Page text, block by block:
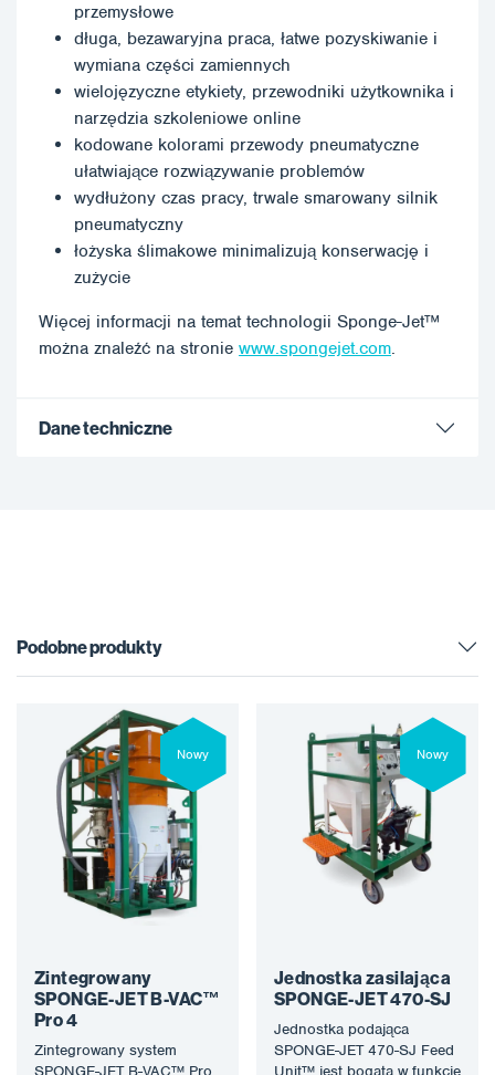
przemysłowe
długa, bezawaryjna praca, łatwe pozyskiwanie i
wymiana części zamiennych
wielojęzyczne etykiety, przewodniki użytkownika i
narzędzia szkoleniowe online
kodowane kolorami przewody pneumatyczne
ułatwiające rozwiązywanie problemów
wydłużony czas pracy, trwale smarowany silnik
pneumatyczny
łożyska ślimakowe minimalizują konserwację i
zużycie
Więcej informacji na temat technologii Sponge-Jet™
można znaleźć na stronie www.spongejet.com.
Dane techniczne
Podobne produkty
Nowy
Zintegrowany
SPONGE-JET B-VAC™
Pro 4
Zintegrowany system
Nowy
Jednostka zasilająca
SPONGE-JET 470-SJ
Jednostka podająca
SPONGE-JET 470-SJ Feed